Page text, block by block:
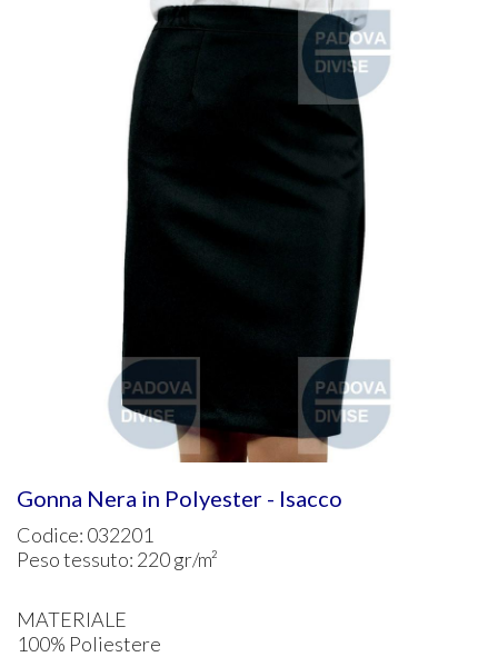
Gonna Nera in Polyester - Isacco
Codice: 032201
Peso tessuto: 220 gr/m²
MATERIALE
100% Poliestere